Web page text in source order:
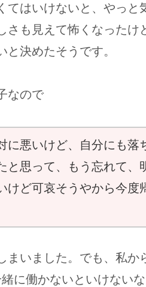
てはいけないと、やっと
さも見えて怖くなったけ
決めたそうです。
なので
に悪いけど、自分にも落
と思って、もう忘れて、
けど可哀そうやから今度
まいました。でも、私か
に働かないといけない